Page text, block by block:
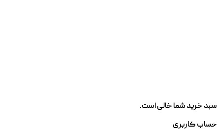
سبد خرید شما خالی است.
حساب کاربری